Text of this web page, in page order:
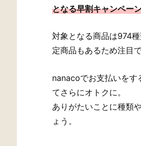
となる早割キャンペー
対象となる商品は974
定商品もあるため注目で
nanacoでお支払いをす
てさらにオトクに。
ありがたいことに種類
ょう。